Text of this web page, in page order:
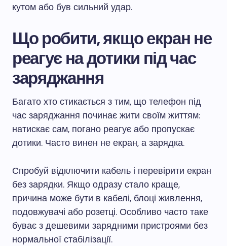
кутом або був сильний удар.
Що робити, якщо екран не
реагує на дотики під час
заряджання
Багато хто стикається з тим, що телефон під
час заряджання починає жити своїм життям:
натискає сам, погано реагує або пропускає
дотики. Часто винен не екран, а зарядка.
Спробуй відключити кабель і перевірити екран
без зарядки. Якщо одразу стало краще,
причина може бути в кабелі, блоці живлення,
подовжувачі або розетці. Особливо часто таке
буває з дешевими зарядними пристроями без
нормальної стабілізації.